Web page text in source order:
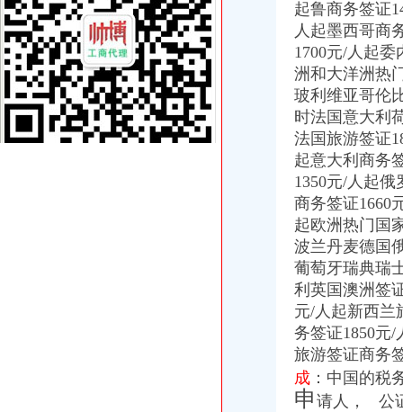
北京公司注册流程及注意事项_百度经验
资本管理公司注册条件,办理公司注册的条件
重庆沙坪坝工商**公司注册重庆沙坪坝工商**优惠办理重庆公司注册今
沙坪坝哪里可以办理,沙坪坝哪里能够办理个人无押|价
《营业执照黑名单查询》
注册个公司要多少钱？注册公司流程步骤_更富学院_资讯_更富网
重庆代办营业执照-重庆航桥财务咨询有限公司
成立公司必知：公司成立的详细流程_找法网（Findlaw.cn）
南京秦淮区办理税务登记证的流程？-中介代理-久久信息网
2013司考商法：公司设立中各流程需要的花费-110法律咨询网
2015年代理工商注册流程无锡灵捷工商-中介代理-中国金属新闻网
上海黄浦区公司注册流程_上海崇明自贸区注册代理_新浪博客
起鲁商务签证
人起墨西哥商
1700元/人起
洲和大洋洲热
玻利维亚哥伦
时法国意大利
法国旅游签证
起意大利商务
1350元/人起
商务签证1660
起欧洲热门国
波兰丹麦德国
葡萄牙瑞典瑞
利英国澳洲签
元/人起新西兰
务签证1850元
旅游签证商务
成 ：中国的税
申 请人， 公